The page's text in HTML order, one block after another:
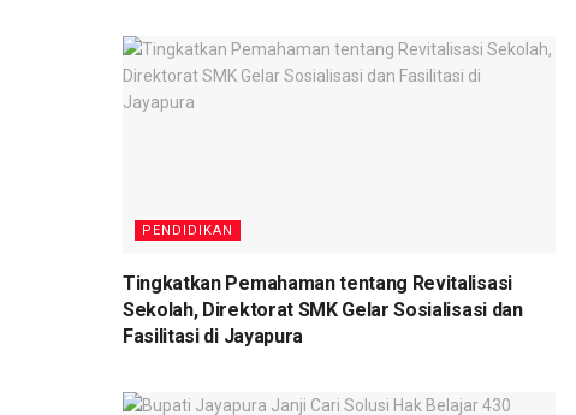
PENDIDIKAN
Tingkatkan Pemahaman tentang Revitalisasi
Sekolah, Direktorat SMK Gelar Sosialisasi dan
Fasilitasi di Jayapura